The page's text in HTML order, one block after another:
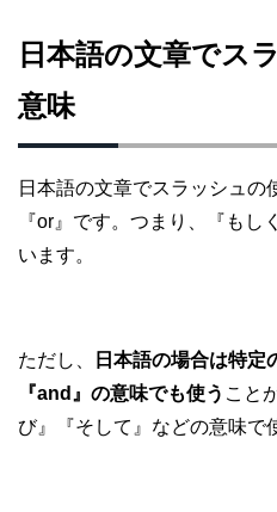
日本語の文章でス
意味
日本語の文章でスラッシュの
『or』です。つまり、『もし
います。
ただし、
日本語の場合は特定
『and』の意味でも使う こと
び』『そして』などの意味で